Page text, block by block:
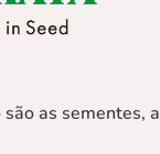
as sementes, a